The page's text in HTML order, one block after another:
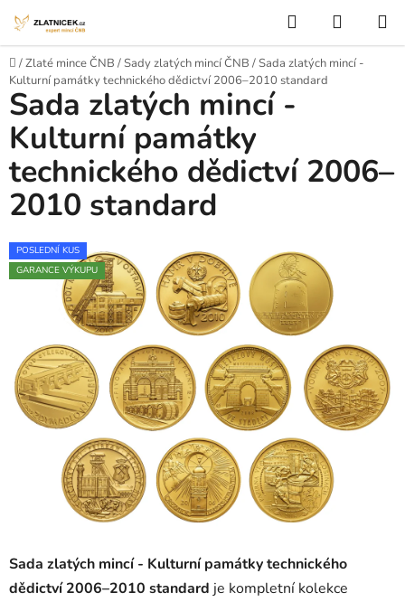
Hledat
Domů
/Zlaté mince ČNB /Sady zlatých mincí ČNB /Sada zlatých mincí -
Kulturní památky technického dědictví 2006–2010 standard
Sada zlatých mincí - Kulturní památky technického
dědictví 2006–2010 standard je kompletní kolekce
Sada zlatých mincí -
Kulturní památky
technického dědictví 2006–
2010 standard
POSLEDNÍ KUS
GARANCE VÝKUPU